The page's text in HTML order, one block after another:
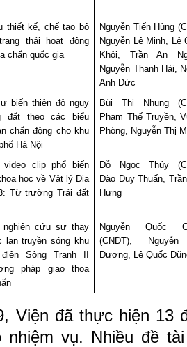
thiết kế, chế tạo bộ
thái hoạt động
chấn quốc gia
Nguyễn Tiến Hùng
Nguyễn Lê Minh, Lê
Khôi, Trần An
Nguyễn Thanh Hải,
Anh Đức
biến thiên độ nguy
đất theo các biểu
chấn động cho khu
Hà Nội
Bùi Thị Nhung
Phạm Thế Truyền,
Phòng, Nguyễn Thị
clip phổ biến
học về Vật lý Địa
Từ trường Trái đất
Đỗ Ngọc Thúy
Đào Duy Thuấn,
Hưng
nghiên cứu sự thay
lan truyền sóng khu
Sông Tranh II
pháp giao thoa
Nguyễn Quốc
(CNĐT),
Dương, Lê Quốc
Viện đã thực hiện 13
vụ. Nhiều đề